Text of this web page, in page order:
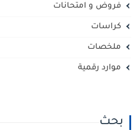
فروض و امتحانات
كراسات
ملخصات
موارد رقمية
بحث